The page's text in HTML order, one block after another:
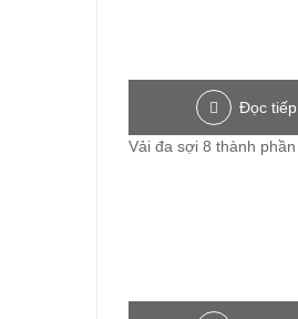
Đọc tiếp
Vải đa sợi 8 thành phần